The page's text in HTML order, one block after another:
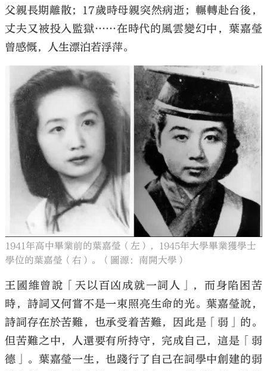
父親長期離散；17歲時母親突然病逝；輾轉赴台後，
丈夫又被投入監獄……在時代的風雲變幻中，葉嘉瑩
曾感慨，人生漂泊若浮萍。
1941年高中畢業前的葉嘉瑩（左），1945年大學畢業獲學士
學位的葉嘉瑩（右）。（圖源：南開大學）
王國維曾說「天以百凶成就一詞人」，而身陷困苦
時，詩詞又何嘗不是一束照亮生命的光。葉嘉瑩說，
詩詞存在於苦難，也承受着苦難，因此是「弱」的。
但苦難之中，人還要有所持守，完成自己，這是「弱
德」。葉嘉瑩一生，也踐行了自己在詞學中創建的弱